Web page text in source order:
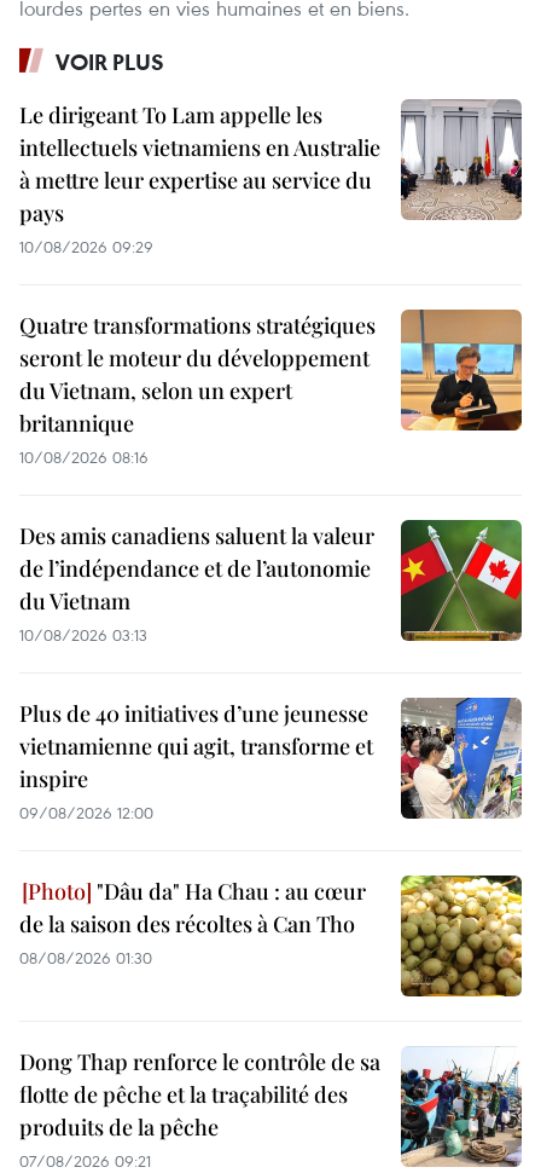
lourdes pertes en vies humaines et en biens.
VOIR PLUS
Le dirigeant To Lam appelle les
intellectuels vietnamiens en Australie
à mettre leur expertise au service du
pays
10/08/2026 09:29
Quatre transformations stratégiques
seront le moteur du développement
du Vietnam, selon un expert
britannique
10/08/2026 08:16
Des amis canadiens saluent la valeur
de l’indépendance et de l’autonomie
du Vietnam
10/08/2026 03:13
Plus de 40 initiatives d’une jeunesse
vietnamienne qui agit, transforme et
inspire
09/08/2026 12:00
"Dâu da" Ha Chau : au cœur
de la saison des récoltes à Can Tho
08/08/2026 01:30
Dong Thap renforce le contrôle de sa
flotte de pêche et la traçabilité des
produits de la pêche
07/08/2026 09:21